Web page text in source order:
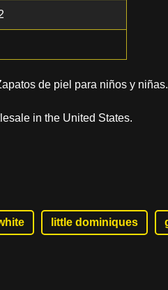
de piel para niños y niñas.
in the United States.
little dominiques